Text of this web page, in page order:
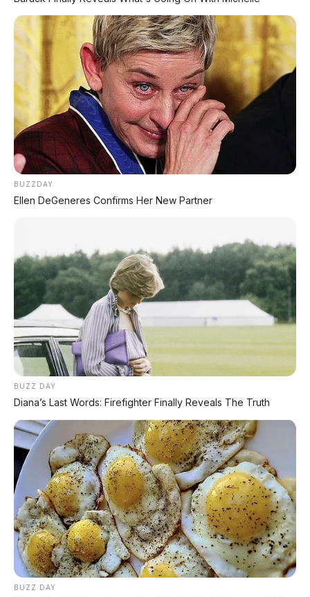
🚗 Akankah GWM Ora 5 HEV Masuk
Indonesia?
GWM Ora 5 HEV adalah mobil hybrid paling
menggoda di kelas harga Rp200 jutaan.
Dengan konsumsi 22 km/liter, tenaga 223 hp,
dan fitur ADAS L2+, ia menawarkan nilai lebih
yang sulit ditolak.
Kabarnya, Ora 5 sudah dipastikan masuk
Thailand dan Filipina. Indonesia sebagai
pasar otomotif terbesar di ASEAN pasti menjadi
incaran. GWM Indonesia saat ini sudah menjual
Tank, Haval, dan Ora 03 (Good Cat). Sangat
Jika masuk ke Indonesia, harganya
diperkirakan akan melonjak menjadi
Rp300-400 jutaankarena pajak dan bea
masuk. Tapi dengan spesifikasi setara Honda
CR-V hybrid (yang di atas Rp600 juta), Ora 5
HEV tetap jauh lebih murah.
Satu hal yang pasti:Ora 5 HEV membuktikan
bahwa mobil hybrid tidak harus mahal .
GWM berhasil menjualnya dengan harga di
bawah Rp200 juta di China. Sekarang tinggal
menunggu kapan mereka membawanya ke
Indonesia.
📰 Rekomendasi Artikel Lainnya:
🦈 BYD Shark 6
Double cabin hybrid 430 hp, 0-100 5,7 detik
BUZZDAY
Ellen DeGeneres Confirms Her New Partner
BUZZ DAY
Diana’s Last Words: Firefighter Finally Reveals The Truth
BUZZ DAY